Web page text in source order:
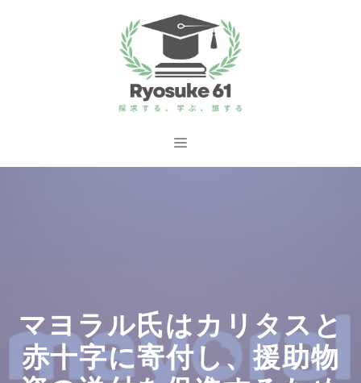
ス
メ
マヨラル氏はカリタスと
赤十字に寄付し、援助物